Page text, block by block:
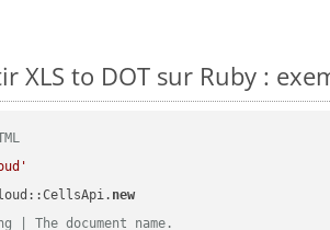
XLS to DOT sur Ruby :
new
| The document name.